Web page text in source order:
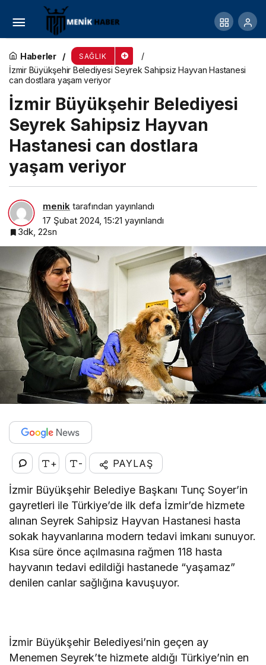
Haberler SAĞLIK
İzmir Büyükşehir Belediyesi Seyrek Sahipsiz Hayvan Hastanesi
can dostlara yaşam veriyor
İzmir Büyükşehir Belediyesi
Seyrek Sahipsiz Hayvan
Hastanesi can dostlara
yaşam veriyor
menik tarafından yayınlandı
17 Şubat 2024, 15:21 yayınlandı
3dk, 22sn
+ - PAYLAŞ
İzmir Büyükşehir Belediye Başkanı Tunç Soyer’in
gayretleri ile Türkiye’de ilk defa İzmir’de hizmete
alınan Seyrek Sahipsiz Hayvan Hastanesi hasta
sokak hayvanlarına modern tedavi imkanı sunuyor.
Kısa süre önce açılmasına rağmen 118 hasta
hayvanın tedavi edildiği hastanede “yaşamaz”
denilen canlar sağlığına kavuşuyor.
İzmir Büyükşehir Belediyesi’nin geçen ay
Menemen Seyrek’te hizmete aldığı Türkiye’nin en
Çam ve Sakura Şehir Hastanesi’nin destek
hizmetler yönetimi Tepe Servis ve Yönetim’e
emanet